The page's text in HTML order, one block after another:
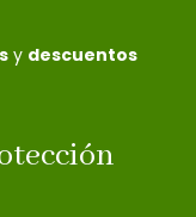
y descuentos